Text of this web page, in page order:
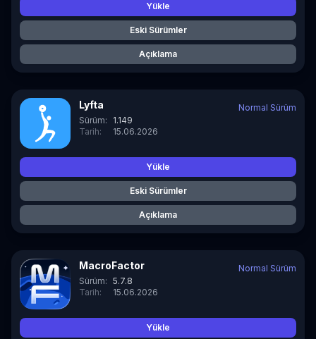
Yükle
Eski Sürümler
Açıklama
Lyfta
Sürüm:
1.149
Tarih:
15.06.2026
Normal Sürüm
Yükle
Eski Sürümler
Açıklama
MacroFactor
Sürüm: 5.7.8
Tarih:
15.06.2026
Normal Sürüm
Yükle